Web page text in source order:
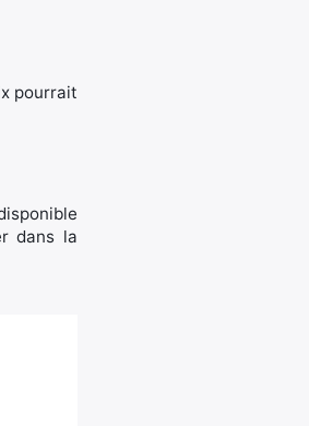
pourrait
dans la